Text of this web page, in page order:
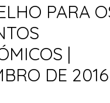
PARA
|
DE 2016